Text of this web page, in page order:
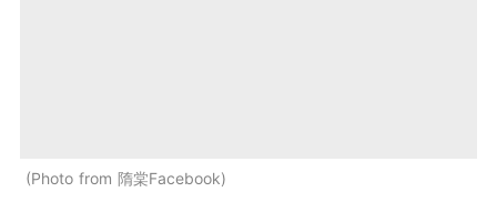
Photo from 隋棠Facebook